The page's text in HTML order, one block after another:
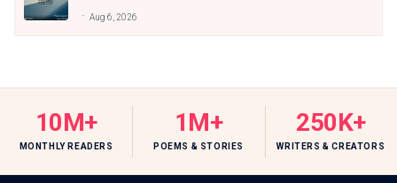
Aug 6, 2026
10M+
MONTHLY READERS
1M+
POEMS & STORIES
250K+
WRITERS & CREATORS